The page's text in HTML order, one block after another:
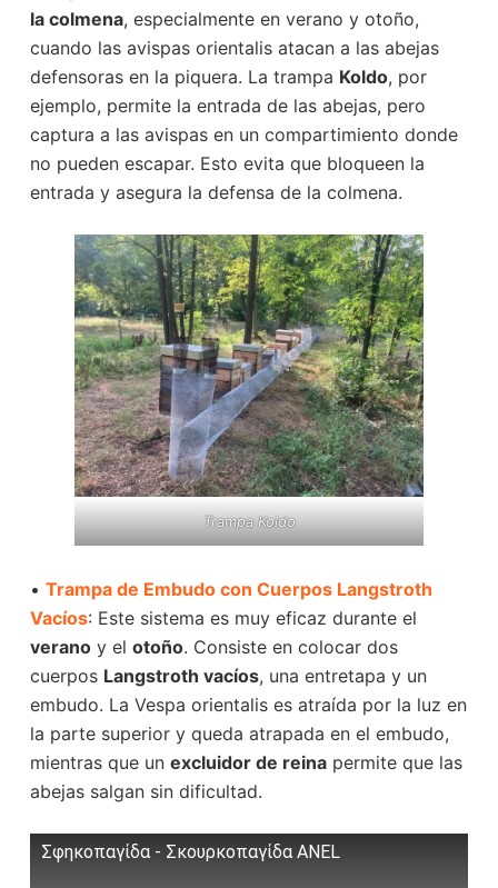
la colmena, especialmente en verano y otoño,
cuando las avispas orientalis atacan a las abejas
defensoras en la piquera. La trampa Koldo, por
ejemplo, permite la entrada de las abejas, pero
captura a las avispas en un compartimiento donde
no pueden escapar. Esto evita que bloqueen la
entrada y asegura la defensa de la colmena.
Trampa Koldo
• Trampa de Embudo con Cuerpos Langstroth
Vacíos: Este sistema es muy eficaz durante el
veranoy el otoño. Consiste en colocar dos
cuerpos Langstroth vacíos, una entretapa y un
embudo. La Vespa orientalis es atraída por la luz en
la parte superior y queda atrapada en el embudo,
mientras que un excluidor de reinapermite que las
abejas salgan sin dificultad.
Σφηκοπαγίδα - Σκουρκοπαγίδα ΑΝΕL